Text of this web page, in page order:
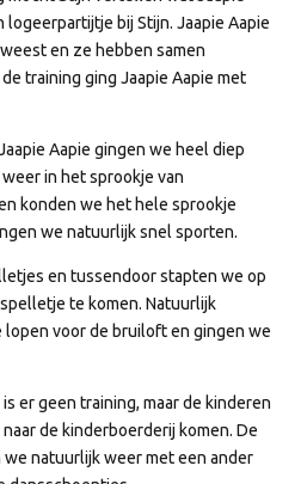
logeerpartijtje bij Stijn. Jaapie Aapie
en ze hebben samen
training ging Jaapie Aapie met
Aapie gingen we heel diep
in het sprookje van
konden we het hele sprookje
we natuurlijk snel sporten.
en tussendoor stapten we op
te komen. Natuurlijk
voor de bruiloft en gingen we
er geen training, maar de kinderen
de kinderboerderij komen. De
natuurlijk weer met een ander